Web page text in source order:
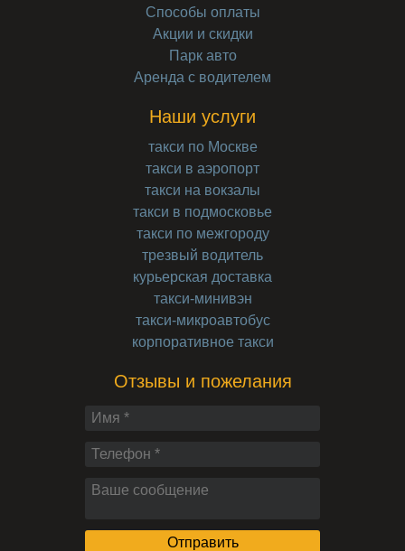
Способы оплаты
Акции и скидки
Парк авто
Аренда с водителем
Наши услуги
такси по Москве
такси в аэропорт
такси на вокзалы
такси в подмосковье
такси по межгороду
трезвый водитель
курьерская доставка
такси-минивэн
такси-микроавтобус
корпоративное такси
Отзывы и пожелания